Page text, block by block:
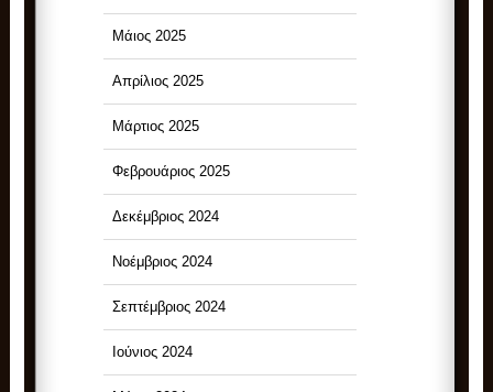
Μάιος 2025
Απρίλιος 2025
Μάρτιος 2025
Φεβρουάριος 2025
Δεκέμβριος 2024
Νοέμβριος 2024
Σεπτέμβριος 2024
Ιούνιος 2024